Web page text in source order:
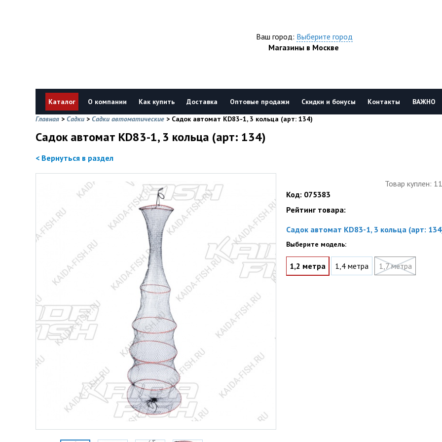
Ваш город: Выберите город
Магазины в Москве
Каталог О компании Как купить Доставка Оптовые продажи Скидки и бонусы Контакты
ВАЖНО
Главная > Садки > Садки автоматические > Садок автомат KD83-1, 3 кольца (арт: 134)
Садок автомат KD83-1, 3 кольца (арт: 134)
< Вернуться в раздел
Товар куплен:
Код: 075383
Рейтинг товара:
Садок автомат KD83-1, 3 кольца (арт:
Выберите модель:
1,2 метра 1,4 метра 1,7 метра